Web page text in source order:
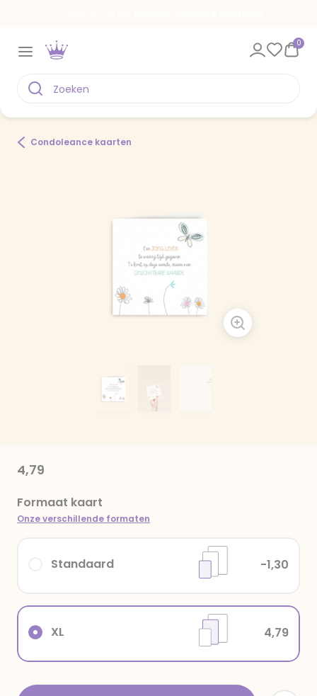
0
Condoleance kaarten
4,79
Formaat kaart
Onze verschillende formaten
XL 4,79
Standaard -1,30